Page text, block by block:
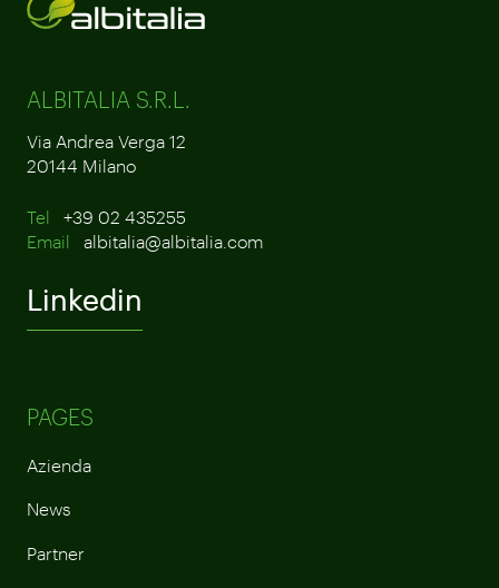
ALBITALIA S.R.L.
Via Andrea Verga 12
20144 Milano
Tel
+39 02 435255
Email
albitalia@albitalia.com
Linkedin
PAGES
Azienda
News
Partner